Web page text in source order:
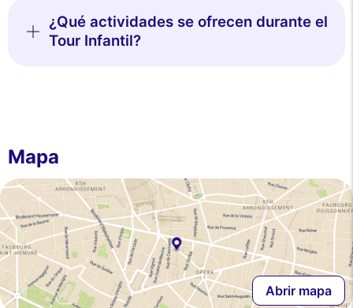
¿Qué actividades se ofrecen durante el
Tour Infantil?
Mapa
Abrir mapa